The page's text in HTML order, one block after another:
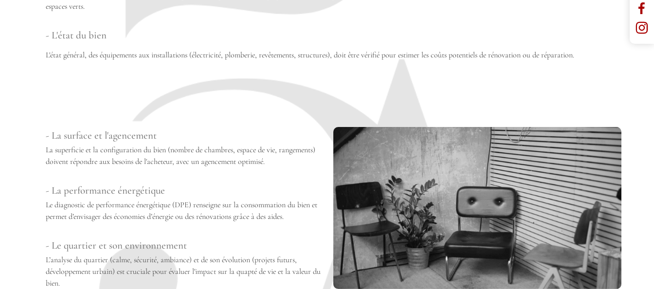
espaces verts.
- L'état du bien
L'état général, des équipements aux installations (électricité, plomberie, revêtements, structures), doit être vérifié pour estimer les coûts potentiels de rénovation ou de réparation.
- La surface et l'agencement
La superficie et la configuration du bien (nombre de chambres, espace de vie, rangements)
doivent répondre aux besoins de l'acheteur, avec un agencement optimisé.
- La performance énergétique
Le diagnostic de performance énergétique (DPE) renseigne sur la consommation du bien et
permet d’envisager des économies d’énergie ou des rénovations grâce à des aides.
- Le quartier et son environnement
L’analyse du quartier (calme, sécurité, ambiance) et de son évolution (projets futurs,
développement urbain) est cruciale pour évaluer l'impact sur la quapté de vie et la valeur du
bien.